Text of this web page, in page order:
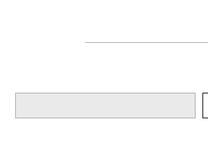
検索